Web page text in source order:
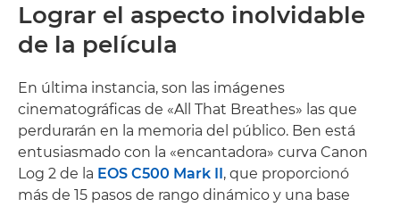
Lograr el aspecto inolvidable
de la película
En última instancia, son las imágenes
cinematográficas de «All That Breathes» las que
perdurarán en la memoria del público. Ben está
entusiasmado con la «encantadora» curva Canon
Log 2 de la EOS C500 Mark II , que proporcionó
más de 15 pasos de rango dinámico y una base